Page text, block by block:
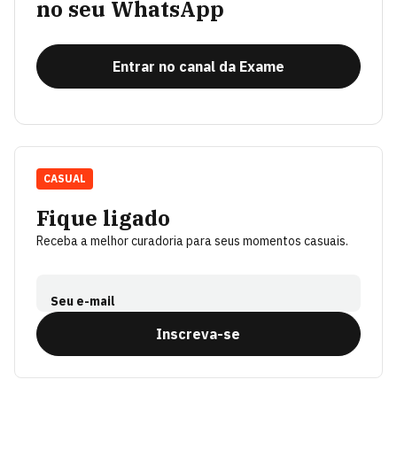
no seu WhatsApp
Entrar no canal da Exame
Fique ligado
Receba a melhor curadoria para seus momentos casuais.
Seu e-mail
Inscreva-se
CASUAL